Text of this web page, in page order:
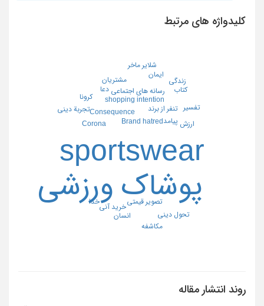
کلیدواژه های مرتبط
sportswear
پوشاک ورزشی
Brand hatred
Consequence
Corona
shopping intention
پیامد
تصویر قیمتی
تنفر از برند
خرید آنی
رسانه های اجتماعی
مشتریان
کرونا
ارزش
انسان
ایمان
تجربة دینی
تحول دینی
تفسیر
خدا
دعا
زندگی
شلایر ماخر
مکاشفه
کتاب
روند انتشار مقاله